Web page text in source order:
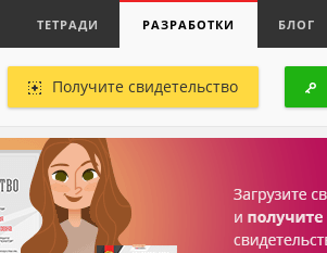
ТЕТРАДИ РАЗРАБОТКИ БЛОГ
Получите свидетельство